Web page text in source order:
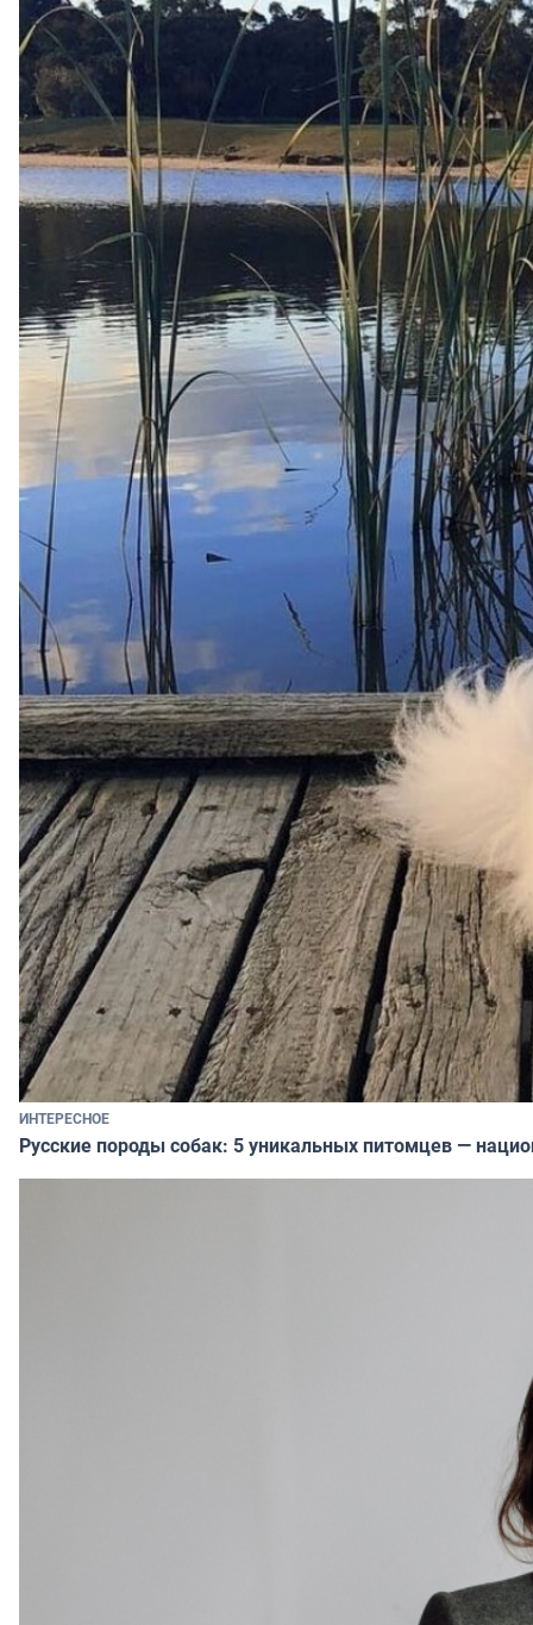
ИНТЕРЕСНОЕ
Русские породы собак: 5 уникальных питомцев —